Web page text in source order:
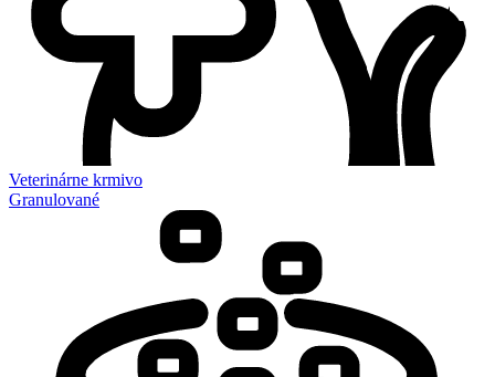
Veterinárne krmivo
Granulované